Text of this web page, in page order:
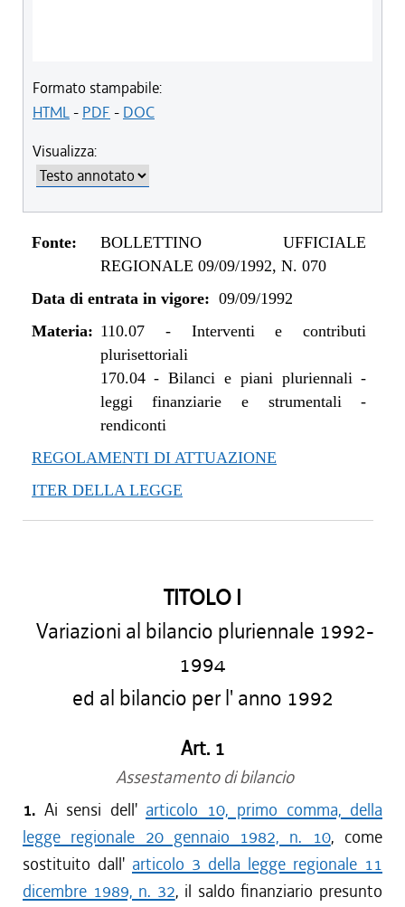
Formato stampabile:
HTML- PDF - DOC
Visualizza:
Fonte:
BOLLETTINO UFFICIALE
REGIONALE 09/09/1992, N. 070
Data di entrata in vigore: 09/09/1992
Materia: 110.07- Interventi e contributi
plurisettoriali
170.04-Bilanci e piani pluriennali -
leggi finanziarie e strumentali -
rendiconti
REGOLAMENTI DI ATTUAZIONE
ITER DELLA LEGGE
TITOLO I
Variazioni al bilancio pluriennale 1992-
1994
ed al bilancio per l' anno 1992
Art. 1
Assestamento di bilancio
1. Ai sensi dell' articolo 10, primo comma, della
legge regionale 20 gennaio 1982, n. 10, come
sostituito dall' articolo 3 della legge regionale 11
dicembre 1989, n. 32, il saldo finanziario presunto